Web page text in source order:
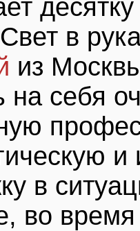
в
из
на себя
в
во